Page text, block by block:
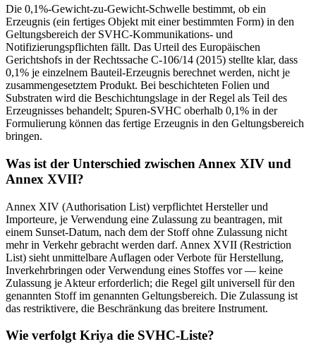
Die 0,1%-Gewicht-zu-Gewicht-Schwelle bestimmt, ob ein
Erzeugnis (ein fertiges Objekt mit einer bestimmten Form) in den
Geltungsbereich der SVHC-Kommunikations- und
Notifizierungspflichten fällt. Das Urteil des Europäischen
Gerichtshofs in der Rechtssache C-106/14 (2015) stellte klar, dass
0,1% je einzelnem Bauteil-Erzeugnis berechnet werden, nicht je
zusammengesetztem Produkt. Bei beschichteten Folien und
Substraten wird die Beschichtungslage in der Regel als Teil des
Erzeugnisses behandelt; Spuren-SVHC oberhalb 0,1% in der
Formulierung können das fertige Erzeugnis in den Geltungsbereich
bringen.
Was ist der Unterschied zwischen Annex XIV und
Annex XVII?
Annex XIV (Authorisation List) verpflichtet Hersteller und
Importeure, je Verwendung eine Zulassung zu beantragen, mit
einem Sunset-Datum, nach dem der Stoff ohne Zulassung nicht
mehr in Verkehr gebracht werden darf. Annex XVII (Restriction
List) sieht unmittelbare Auflagen oder Verbote für Herstellung,
Inverkehrbringen oder Verwendung eines Stoffes vor — keine
Zulassung je Akteur erforderlich; die Regel gilt universell für den
genannten Stoff im genannten Geltungsbereich. Die Zulassung ist
das restriktivere, die Beschränkung das breitere Instrument.
Wie verfolgt Kriya die SVHC-Liste?